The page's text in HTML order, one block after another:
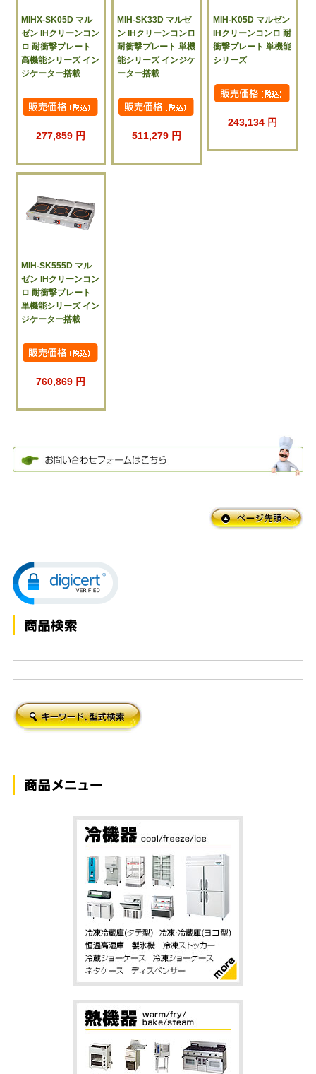
MIHX-SK05D マル
ゼン IHクリーンコン
ロ 耐衝撃プレート
高機能シリーズ イン
ジケーター搭載
277,859 円
MIH-SK33D マルゼ
ン IHクリーンコンロ
耐衝撃プレート 単機
能シリーズ インジケ
ーター搭載
511,279 円
MIH-K05D マルゼン
IHクリーンコンロ 耐
衝撃プレート 単機能
シリーズ
243,134 円
MIH-SK555D マル
ゼン IHクリーンコン
ロ 耐衝撃プレート
単機能シリーズ イン
ジケーター搭載
760,869 円